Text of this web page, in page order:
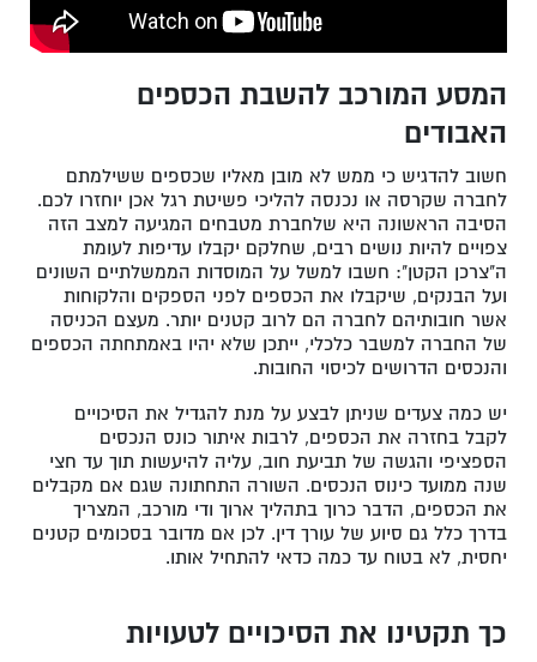
המסע המורכב להשבת הכספים
האבודים
חשוב להדגיש כי ממש לא מובן מאליו שכספים ששילמתם
לחברה שקרסה או נכנסה להליכי פשיטת רגל אכן יוחזרו לכם.
הסיבה הראשונה היא שלחברת מטבחים המגיעה למצב הזה
צפויים להיות נושים רבים, שחלקם יקבלו עדיפות לעומת
ה"צרכן הקטן": חשבו למשל על המוסדות הממשלתיים השונים
ועל הבנקים, שיקבלו את הכספים לפני הספקים והלקוחות
אשר חובותיהם לחברה הם לרוב קטנים יותר. מעצם הכניסה
של החברה למשבר כלכלי, ייתכן שלא יהיו באמתחתה הכספים
והנכסים הדרושים לכיסוי החובות.
יש כמה צעדים שניתן לבצע על מנת להגדיל את הסיכויים
לקבל בחזרה את הכספים, לרבות איתור כונס הנכסים
הספציפי והגשה של תביעת חוב, עליה להיעשות תוך עד חצי
שנה ממועד כינוס הנכסים. השורה התחתונה שגם אם מקבלים
את הכספים, הדבר כרוך בתהליך ארוך ודי מורכב, המצריך
בדרך כלל גם סיוע של עורך דין. לכן אם מדובר בסכומים קטנים
יחסית, לא בטוח עד כמה כדאי להתחיל אותו.
כך תקטינו את הסיכויים לטעויות